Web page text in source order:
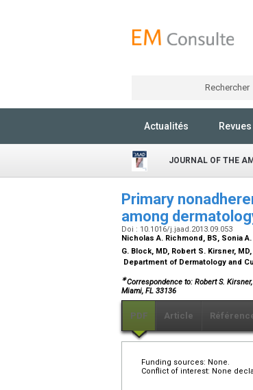
Rechercher
Actualités Revues
JOURNAL OF THE
Primary
among
Doi : 10.1016/j.jaad.2013.09.053
Nicholas A. Richmond, BS, Sonia
G. Block, MD, Robert S. Kirsner,
Department of Dermatology and
∗Correspondence to: Robert S.
Miami, FL 33136
PDF Article
Funding sources: None.
Conflict of interest: None